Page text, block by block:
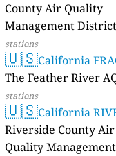
County Air Quality
Management District
stations
🇺🇸California
The Feather River
stations
🇺🇸California
Riverside County Air
Quality Management